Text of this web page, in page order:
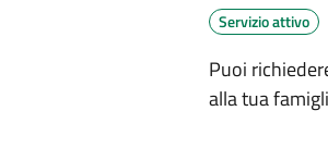
Servizio attivo
Puoi
alla tua